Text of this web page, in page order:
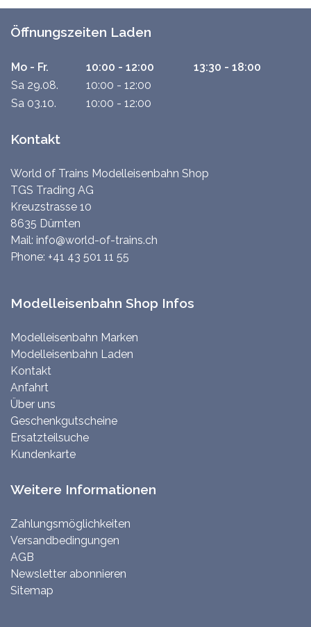
Öffnungszeiten Laden
Mo - Fr. 10:00 - 12:00
13:30 - 18:00
Sa 29.08.
10:00 - 12:00
Sa 03.10.
10:00 - 12:00
Kontakt
World of Trains Modelleisenbahn Shop
TGS Trading AG
Kreuzstrasse 10
8635 Dürnten
Mail: info@world-of-trains.ch
Phone: +41 43 501 11 55
Modelleisenbahn Shop Infos
Modelleisenbahn Marken
Modelleisenbahn Laden
Kontakt
Anfahrt
Über uns
Geschenkgutscheine
Ersatzteilsuche
Kundenkarte
Weitere Informationen
Zahlungsmöglichkeiten
Versandbedingungen
AGB
Newsletter abonnieren
Sitemap